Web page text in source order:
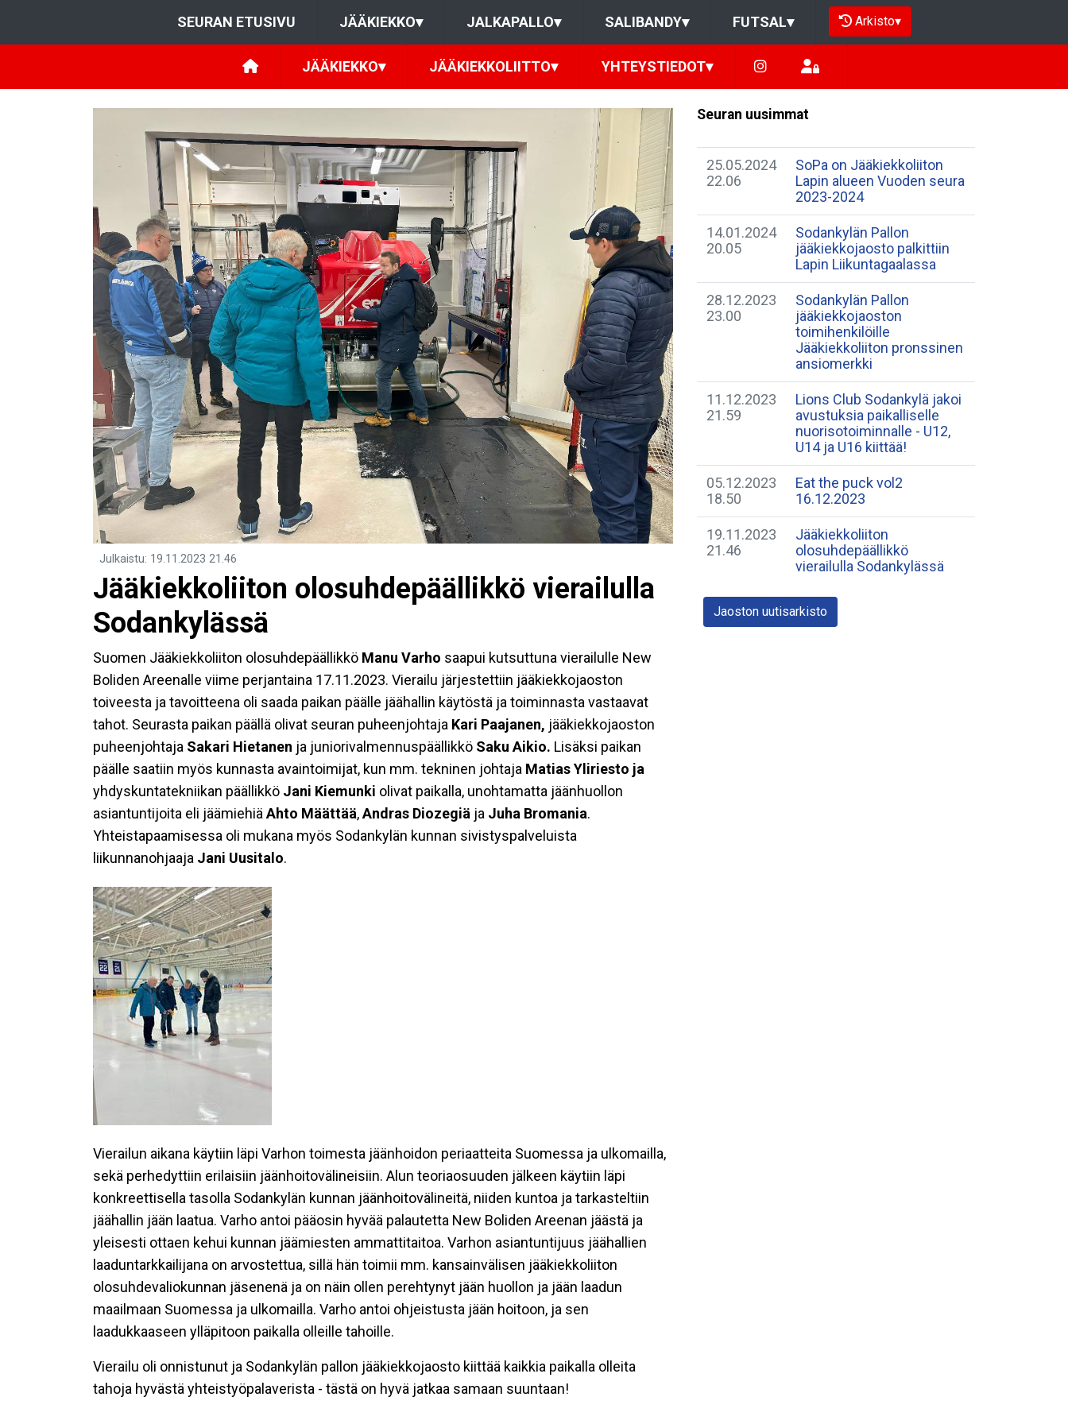
SEURAN ETUSIVU JÄÄKIEKKO▾ JALKAPALLO▾ SALIBANDY▾ FUTSAL▾ Arkisto▾
JÄÄKIEKKO▾ JÄÄKIEKKOLIITTO▾ YHTEYSTIEDOT▾
Julkaistu: 19.11.2023 21.46
Jääkiekkoliiton olosuhdepäällikkö vierailulla
Sodankylässä
Suomen Jääkiekkoliiton olosuhdepäällikkö Manu Varho saapui kutsuttuna vierailulle New
Boliden Areenalle viime perjantaina 17.11.2023. Vierailu järjestettiin jääkiekkojaoston
toiveesta ja tavoitteena oli saada paikan päälle jäähallin käytöstä ja toiminnasta vastaavat
tahot. Seurasta paikan päällä olivat seuran puheenjohtaja Kari Paajanen, jääkiekkojaoston
puheenjohtaja Sakari Hietanen ja juniorivalmennuspäällikkö Saku Aikio. Lisäksi paikan
päälle saatiin myös kunnasta avaintoimijat, kun mm. tekninen johtaja Matias Yliriesto ja
yhdyskuntatekniikan päällikkö Jani Kiemunki olivat paikalla, unohtamatta jäänhuollon
asiantuntijoita eli jäämiehiä Ahto Määttää,Andras Diozegiä ja Juha Bromania.
Yhteistapaamisessa oli mukana myös Sodankylän kunnan sivistyspalveluista
liikunnanohjaaja Jani Uusitalo.
Vierailun aikana käytiin läpi Varhon toimesta jäänhoidon periaatteita Suomessa ja ulkomailla,
sekä perhedyttiin erilaisiin jäänhoitovälineisiin. Alun teoriaosuuden jälkeen käytiin läpi
konkreettisella tasolla Sodankylän kunnan jäänhoitovälineitä, niiden kuntoa ja tarkasteltiin
jäähallin jään laatua. Varho antoi pääosin hyvää palautetta New Boliden Areenan jäästä ja
yleisesti ottaen kehui kunnan jäämiesten ammattitaitoa. Varhon asiantuntijuus jäähallien
laaduntarkkailijana on arvostettua, sillä hän toimii mm. kansainvälisen jääkiekkoliiton
olosuhdevaliokunnan jäsenenä ja on näin ollen perehtynyt jään huollon ja jään laadun
maailmaan Suomessa ja ulkomailla. Varho antoi ohjeistusta jään hoitoon, ja sen
laadukkaaseen ylläpitoon paikalla olleille tahoille.
Vierailu oli onnistunut ja Sodankylän pallon jääkiekkojaosto kiittää kaikkia paikalla olleita
tahoja hyvästä yhteistyöpalaverista - tästä on hyvä jatkaa samaan suuntaan!
Seuran uusimmat
25.05.2024
22.06
​SoPa on Jääkiekkoliiton
Lapin alueen Vuoden seura
2023-2024
14.01.2024
20.05
Sodankylän Pallon
jääkiekkojaosto palkittiin
Lapin Liikuntagaalassa
28.12.2023
23.00
Sodankylän Pallon
jääkiekkojaoston
toimihenkilöille
Jääkiekkoliiton pronssinen
ansiomerkki
11.12.2023
21.59
Lions Club Sodankylä jakoi
avustuksia paikalliselle
nuorisotoiminnalle - U12,
U14 ja U16 kiittää!
05.12.2023
18.50
Eat the puck vol2
16.12.2023
19.11.2023
21.46
Jääkiekkoliiton
olosuhdepäällikkö
vierailulla Sodankylässä
Jaoston uutisarkisto